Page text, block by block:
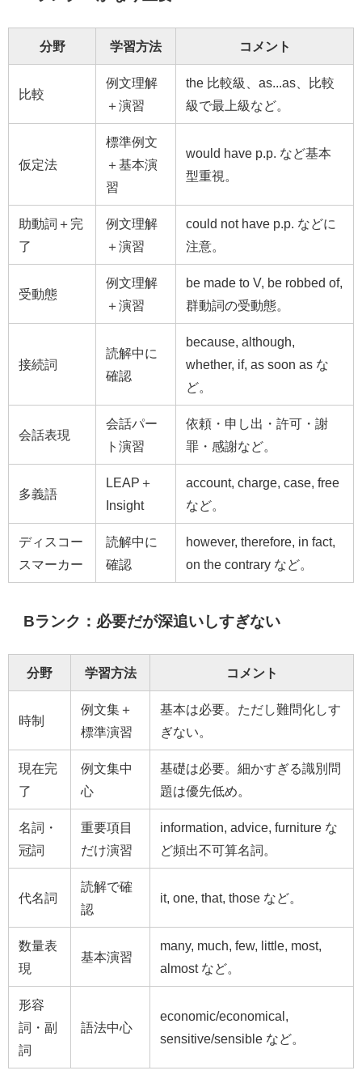
分野 学習方法 コメント
比較
例文理解
＋演習
the 比較級、as...as、比較
級で最上級など。
仮定法
標準例文
＋基本演
習
would have p.p. など基本
型重視。
助動詞＋完
了
例文理解
＋演習
could not have p.p. などに
注意。
受動態
例文理解
＋演習
be made to V, be robbed of,
群動詞の受動態。
接続詞
読解中に
確認
because, although,
whether, if, as soon as な
ど。
会話表現
会話パー
ト演習
依頼・申し出・許可・謝
罪・感謝など。
多義語
LEAP＋
Insight
account, charge, case, free
など。
ディスコー
スマーカー
読解中に
確認
however, therefore, in fact,
on the contrary など。
Bランク：必要だが深追いしすぎない
分野 学習方法 コメント
時制
例文集＋
標準演習
基本は必要。ただし難問化しす
ぎない。
現在完
了
例文集中
心
基礎は必要。細かすぎる識別問
題は優先低め。
名詞・
冠詞
重要項目
だけ演習
information, advice, furniture な
ど頻出不可算名詞。
代名詞
読解で確
認
it, one, that, those など。
数量表
現
基本演習
many, much, few, little, most,
almost など。
形容
詞・副
詞
語法中心
economic/economical,
sensitive/sensible など。